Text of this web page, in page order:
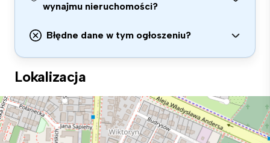
wynajmu nieruchomości?
Błędne dane w tym ogłoszeniu?
Lokalizacja